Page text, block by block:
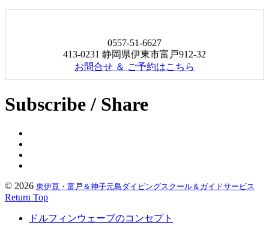
0557-51-6627
413-0231 静岡県伊東市富戸912-32
お問合せ ＆ ご予約はこちら
Subscribe / Share
© 2026 東伊豆・富戸＆神子元島ダイビングスクール＆ガイドサービス
Return Top
ドルフィンウェーブのコンセプト